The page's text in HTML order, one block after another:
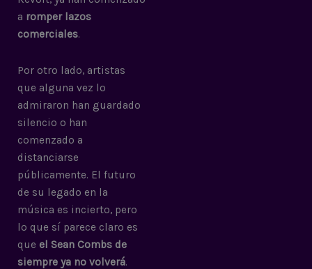
a romper lazos
comerciales.
Por otro lado, artistas
que alguna vez lo
admiraron han guardado
silencio o han
comenzado a
distanciarse
públicamente. El futuro
de su legado en la
música es incierto, pero
lo que sí parece claro es
que el Sean Combs de
siempre ya no volverá.